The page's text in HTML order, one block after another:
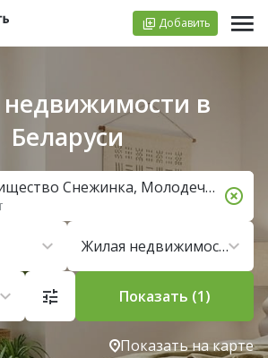
Добавить
недвижимости в
Беларуси
Жилая недвижимость
садовое товарищество Снежинка, Молодечненский район
Показать (1)
Показать на карте